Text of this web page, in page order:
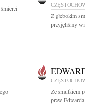
Z głębokim
przyjęliśmy
Ze smutkiem
praw